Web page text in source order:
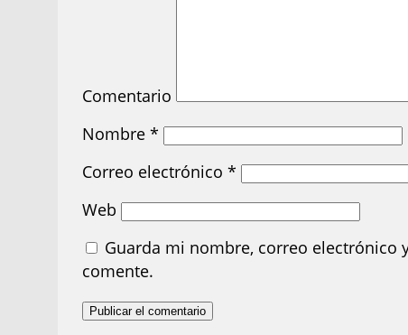
Comentario
Nombre*
Correo electrónico*
Web
Guarda mi nombre, correo electrónico
comente.